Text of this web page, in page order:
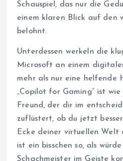
Schauspiel, das nur die
einem klaren Blick auf den
belohnt.
Unterdessen werkeln die
Microsoft an einem
mehr als nur eine helfende
„Copilot for Gaming“ ist
Freund, der dir im
zuflüstert, ob du jetzt
Ecke deiner virtuellen Welt
ist ein bisschen so, als
Schachmeister im Geiste